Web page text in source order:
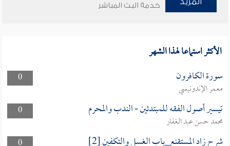
خدمة البث المباشر
الأكثر استماعا لهذا الشهر
0 سورة الكافرون
معمر الإندونيسي
0
تيسير أصول الفقه للمبتدئين - الندب والمحرم
محمد حسن عبد الغفار